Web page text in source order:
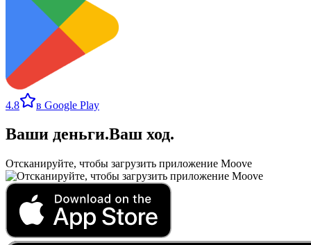
4.8 в Google Play
Ваши деньги.Ваш ход.
Отсканируйте, чтобы загрузить приложение Moove